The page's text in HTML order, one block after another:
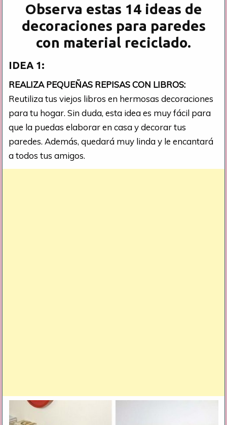
Observa estas 14 ideas de
decoraciones para paredes
con material reciclado.
IDEA 1:
REALIZA PEQUEÑAS REPISAS CON LIBROS:
Reutiliza tus viejos libros en hermosas decoraciones
para tu hogar. Sin duda, esta idea es muy fácil para
que la puedas elaborar en casa y decorar tus
paredes. Además, quedará muy linda y le encantará
a todos tus amigos.